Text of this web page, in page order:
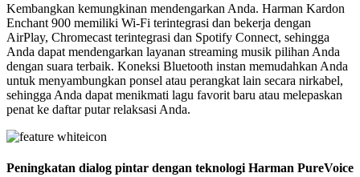
Kembangkan kemungkinan mendengarkan Anda. Harman Kardon
Enchant 900 memiliki Wi-Fi terintegrasi dan bekerja dengan
AirPlay, Chromecast terintegrasi dan Spotify Connect, sehingga
Anda dapat mendengarkan layanan streaming musik pilihan Anda
dengan suara terbaik. Koneksi Bluetooth instan memudahkan Anda
untuk menyambungkan ponsel atau perangkat lain secara nirkabel,
sehingga Anda dapat menikmati lagu favorit baru atau melepaskan
penat ke daftar putar relaksasi Anda.
Peningkatan dialog pintar dengan teknologi Harman PureVoice